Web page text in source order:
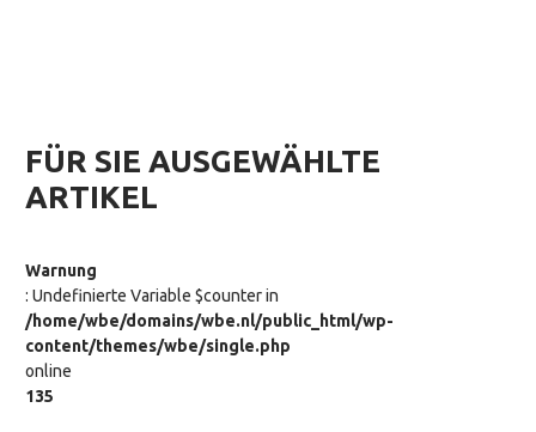
FÜR SIE AUSGEWÄHLTE
ARTIKEL
Warnung
: Undefinierte Variable $counter in
/home/wbe/domains/wbe.nl/public_html/wp-
content/themes/wbe/single.php
online
135